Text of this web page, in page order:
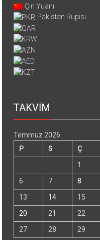
Çin Yuanı
Pakistan Rupisi
TAKVİM
Temmuz 2026
P
S Ç
1
6
7 8
13
14 15
20
21 22
27
28 29